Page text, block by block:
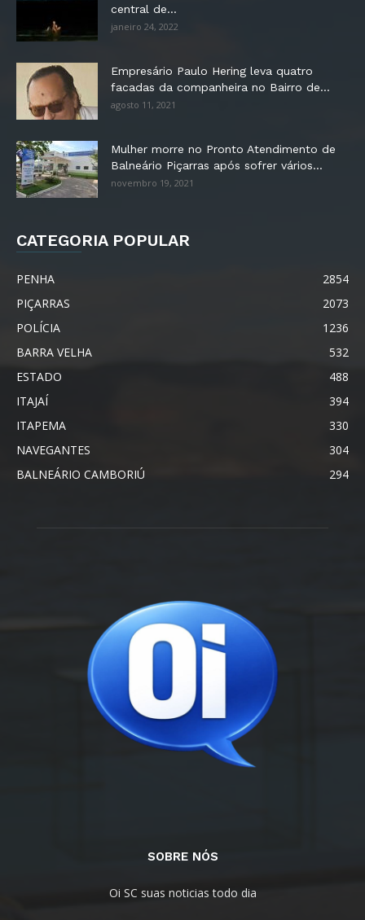
central de...
janeiro 24, 2022
Empresário Paulo Hering leva quatro
facadas da companheira no Bairro de...
agosto 11, 2021
Mulher morre no Pronto Atendimento de
Balneário Piçarras após sofrer vários...
novembro 19, 2021
CATEGORIA POPULAR
PENHA
2854
PIÇARRAS
2073
POLÍCIA
1236
BARRA VELHA
532
ESTADO
488
ITAJAÍ
394
ITAPEMA
330
NAVEGANTES
304
BALNEÁRIO CAMBORIÚ
294
SOBRE NÓS
Oi SC suas noticias todo dia